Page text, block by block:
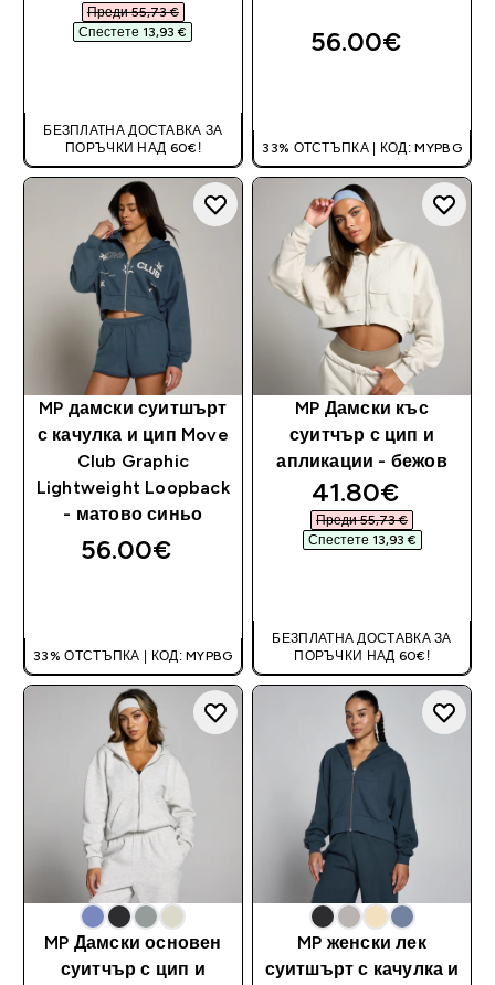
Преди 55,73 €‎
Спестете 13,93 €‎
БЕЗПЛАТНА ДОСТАВКА ЗА
ПОРЪЧКИ НАД 60€!
56.00€‎
33% ОТСТЪПКА | КОД: MYPBG
MP дамски суитшърт
с качулка и цип Move
Club Graphic
Lightweight Loopback
- матово синьо
56.00€‎
33% ОТСТЪПКА | КОД: MYPBG
MP Дамски къс
суитчър с цип и
апликации - бежов
discounted
41.80€‎
Преди 55,73 €‎
Спестете 13,93 €‎
БЕЗПЛАТНА ДОСТАВКА ЗА
ПОРЪЧКИ НАД 60€!
MP Дамски основен
суитчър с цип и
MP женски лек
суитшърт с качулка и